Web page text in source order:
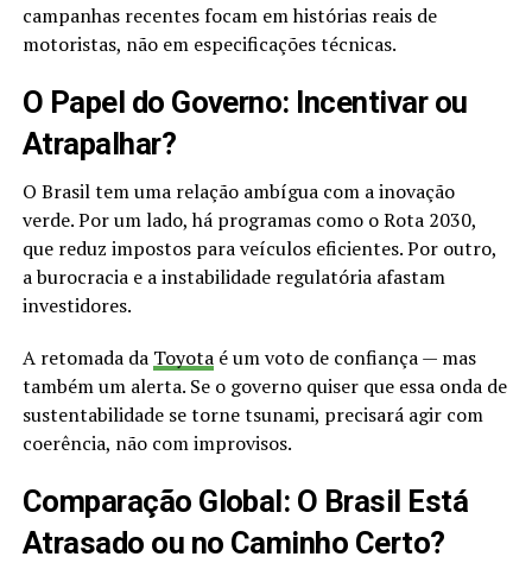
campanhas recentes focam em histórias reais de
motoristas, não em especificações técnicas.
O Papel do Governo: Incentivar ou
Atrapalhar?
O Brasil tem uma relação ambígua com a inovação
verde. Por um lado, há programas como o Rota 2030,
que reduz impostos para veículos eficientes. Por outro,
a burocracia e a instabilidade regulatória afastam
investidores.
A retomada da Toyotaé um voto de confiança — mas
também um alerta. Se o governo quiser que essa onda de
sustentabilidade se torne tsunami, precisará agir com
coerência, não com improvisos.
Comparação Global: O Brasil Está
Atrasado ou no Caminho Certo?